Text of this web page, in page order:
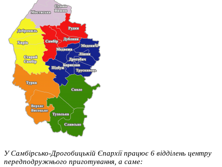
У Самбірсько-Дрогобицькій Єпархії працює 6 відділень центру
передподружнього приготування, а саме: